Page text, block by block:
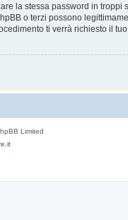
la stessa password in
o terzi possono
ti verrà richiesto il
Limited